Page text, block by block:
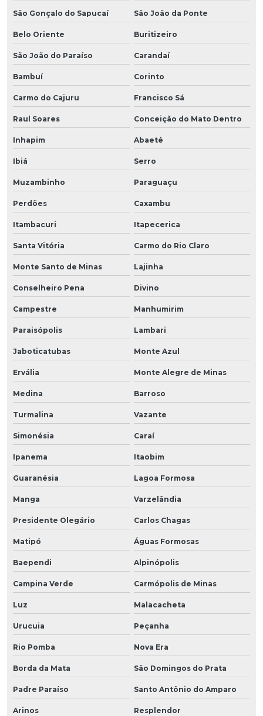
São Gonçalo do Sapucaí São João da Ponte
Belo Oriente Buritizeiro
São João do Paraíso Carandaí
Bambuí Corinto
Carmo do Cajuru Francisco Sá
Raul Soares Conceição do Mato Dentro
Inhapim Abaeté
Ibiá Serro
Muzambinho Paraguaçu
Perdões Caxambu
Itambacuri Itapecerica
Santa Vitória Carmo do Rio Claro
Monte Santo de Minas Lajinha
Conselheiro Pena Divino
Campestre Manhumirim
Paraisópolis Lambari
Jaboticatubas Monte Azul
Ervália Monte Alegre de Minas
Medina Barroso
Turmalina Vazante
Simonésia Caraí
Ipanema Itaobim
Guaranésia Lagoa Formosa
Manga Varzelândia
Presidente Olegário Carlos Chagas
Matipó Águas Formosas
Baependi Alpinópolis
Campina Verde Carmópolis de Minas
Luz Malacacheta
Urucuia Peçanha
Rio Pomba Nova Era
Borda da Mata São Domingos do Prata
Padre Paraíso Santo Antônio do Amparo
Arinos Resplendor